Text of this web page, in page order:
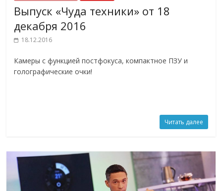
Выпуск «Чуда техники» от 18
декабря 2016
18.12.2016
Камеры с функцией постфокуса, компактное ПЗУ и
голографические очки!
Читать далее